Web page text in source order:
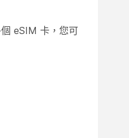
eSIM 卡，您可